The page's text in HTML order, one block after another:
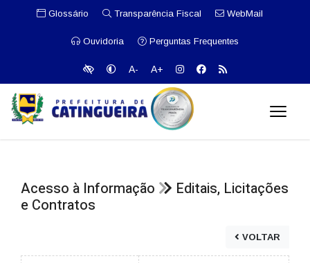
Glossário Transparência Fiscal WebMail
Ouvidoria Perguntas Frequentes
A- A+
Acesso à Informação
Editais, Licitações
e Contratos
VOLTAR